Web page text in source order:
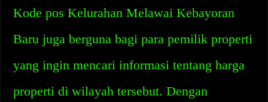
Kode pos Kelurahan Melawai Kebayoran
Baru juga berguna bagi para pemilik properti
yang ingin mencari informasi tentang harga
properti di wilayah tersebut. Dengan